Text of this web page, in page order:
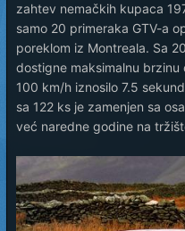
zahtev nemačkih kupaca
samo 20 primeraka GTV-a
poreklom iz Montreala. Sa
dostigne maksimalnu
100 km/h iznosilo 7.5
sa 122 ks je zamenjen sa
već naredne godine na